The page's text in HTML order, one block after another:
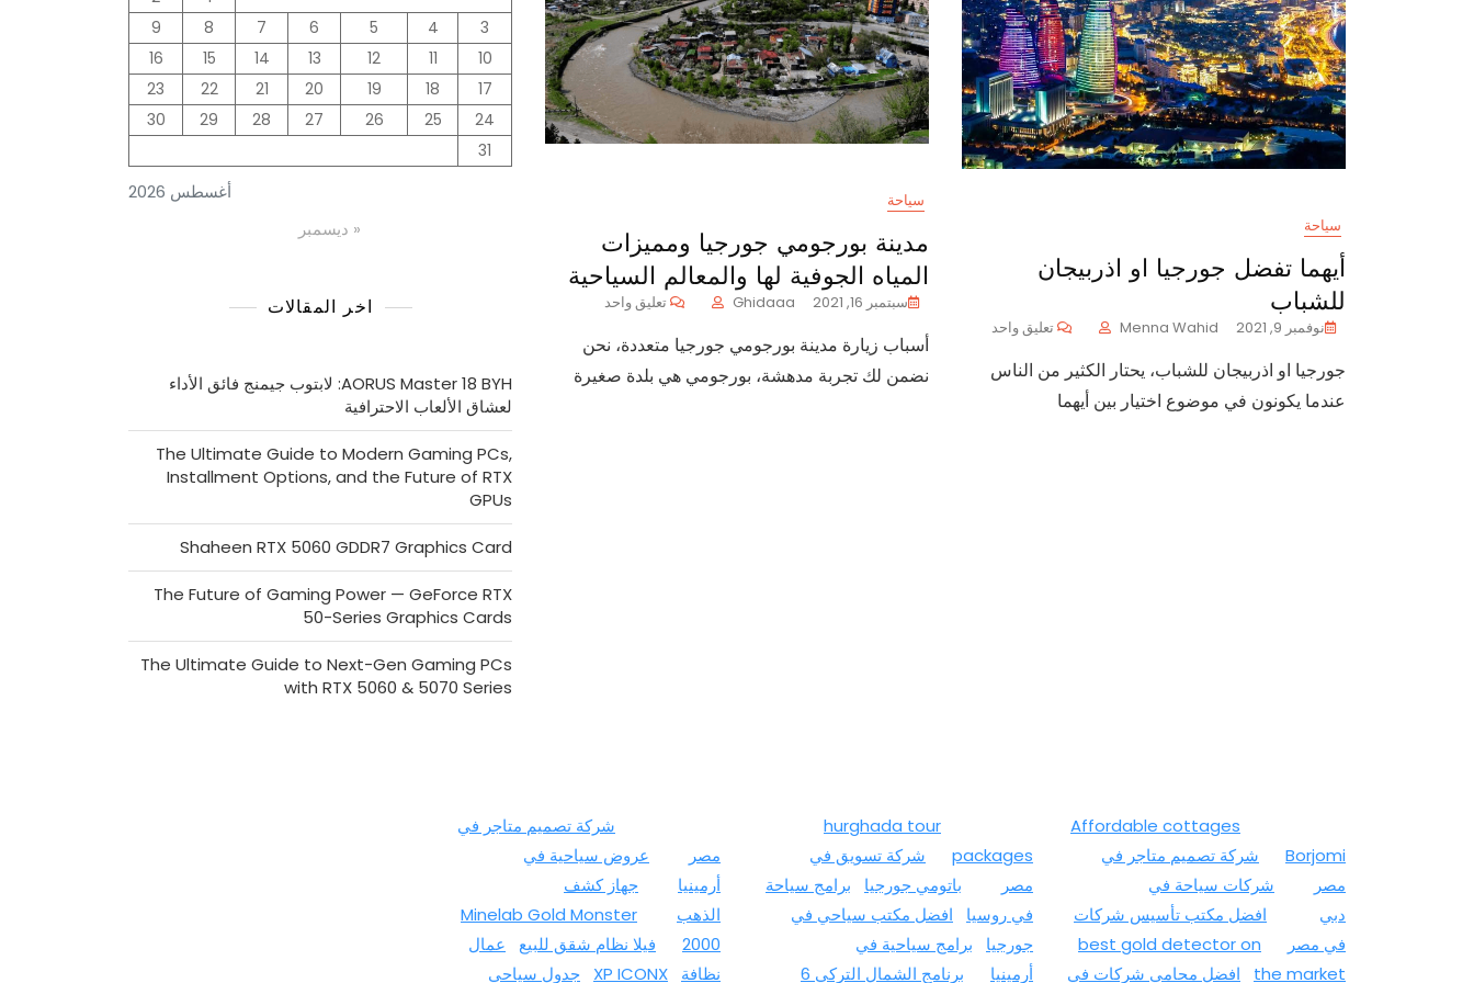
سياحة
أيهما تفضل جورجيا او اذربيجان
للشباب
نوفمبر 9, 2021 Menna Wahid تعليق واحدعلى
تفضلجورجيا او اذربيجان للشباب، يحتار الكثير من الناس
عندما يكونون في موضوع اختيار بين أيهما
سياحة
مدينة بورجومي جورجيا ومميزات
المياه الجوفية لها والمعالم السياحية
سبتمبر 16, 2021 Ghidaaa تعليق واحدعلى
بورجومي
جورجيا
ومميزات
أسباب زيارة مدينة بورجومي جورجيا متعددة، نحن
نضمن لك تجربة مدهشة، بورجومي هي بلدة صغيرة
أغسطس 2026
3
4
5
6
7
8
9
10
11
12
13
14
15
16
17
18
19
20
21
22
23
24
25
26
27
28
29
30
31
« ديسمبر
اخر المقالات
AORUS Master 18 BYH: لابتوب جيمنج فائق الأداء
لعشاق الألعاب الاحترافية
The Ultimate Guide to Modern Gaming PCs,
Installment Options, and the Future of RTX
GPUs
Shaheen RTX 5060 GDDR7 Graphics Card
The Future of Gaming Power — GeForce RTX
50-Series Graphics Cards
The Ultimate Guide to Next-Gen Gaming PCs
with RTX 5060 & 5070 Series
Affordable cottages
Borjomi
شركة تصميم متاجر في
مصر
شركات سياحة في
دبي
افضل مكتب تأسيس شركات
في مصر
best gold detector on
the market
افضل محامي شركات في
hurghada tour
packages
شركة تسويق في
مصر
باتومي جورجيا
برامج سياحة
في روسيا
افضل مكتب سياحي في
جورجيا
برامج سياحية في
أرمينيا
برنامج الشمال التركي 6
شركة تصميم متاجر في
مصر
عروض سياحية في
أرمينيا
جهاز كشف
الذهب
Minelab Gold Monster
2000
فيلا نظام شقق للبيع
عمال
نظافة
XP ICONX جدول سياحي